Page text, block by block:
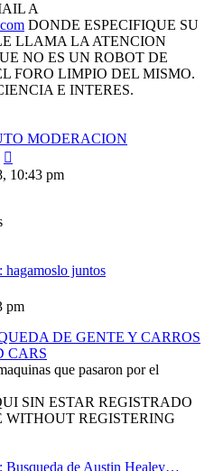
A
DONDE ESPECIFIQUE SU
LLAMA LA ATENCION
NO ES UN ROBOT DE
FORO LIMPIO DEL MISMO.
E INTERES.
MODERACION
último
mensaje
10:43 pm
hagamoslo juntos
pm
DE GENTE Y CARROS
CARS
que pasaron por el
SIN ESTAR REGISTRADO
WITHOUT REGISTERING
Busqueda de Austin Healey…